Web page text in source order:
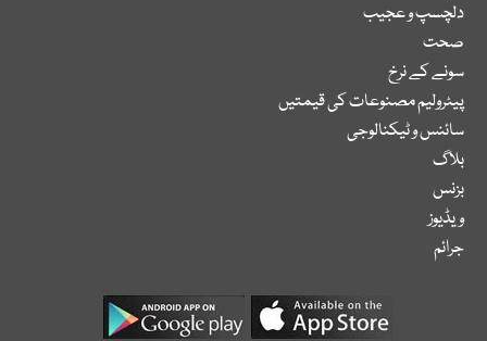
دلچسپ و عجیب
صحت
سونے کے نرخ
پیٹرولیم مصنوعات کی قیمتیں
سائنس و ٹیکنالوجی
بلاگ
بزنس
ویڈیوز
جرائم